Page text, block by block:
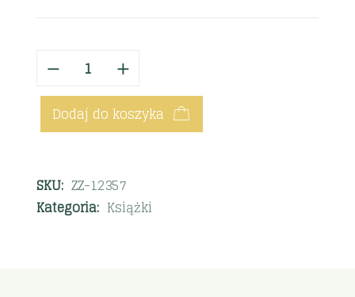
Dodaj do koszyka
SKU: ZZ-12357
Kategoria: Książki